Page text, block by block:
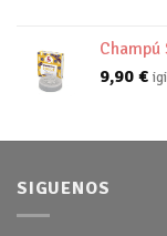
9,90 €
SIGUENOS